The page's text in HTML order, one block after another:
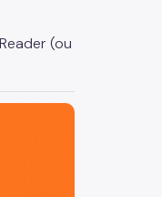
(ou